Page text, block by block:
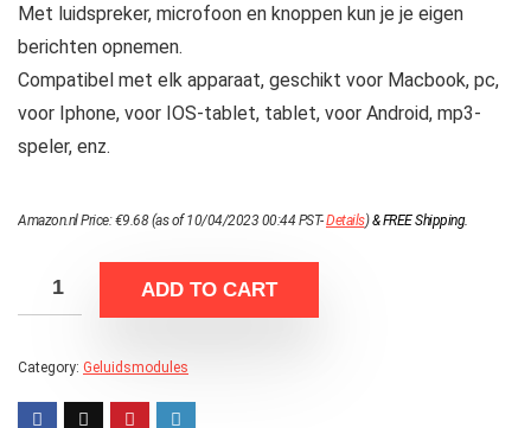
Met luidspreker, microfoon en knoppen kun je je eigen
berichten opnemen.
Compatibel met elk apparaat, geschikt voor Macbook, pc,
voor Iphone, voor IOS-tablet, tablet, voor Android, mp3-
speler, enz.
Amazon.nl Price:€9.68(as of 10/04/2023 00:44 PST-Details)&FREE Shipping.
ADD TO CART
Category: Geluidsmodules